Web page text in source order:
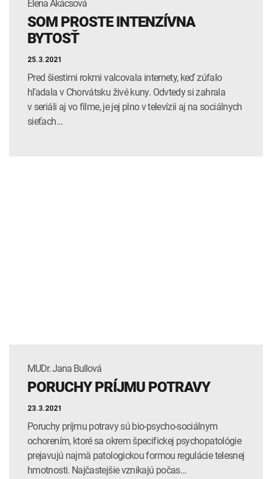
Elena Akácsová
SOM PROSTE INTENZÍVNA
BYTOSŤ
25.3.2021
Pred šiestimi rokmi valcovala internety, keď zúfalo
hľadala v Chorvátsku živé kuny. Odvtedy si zahrala
v seriáli aj vo filme, je jej plno v televízii aj na sociálnych
sieťach…
MUDr. Jana Bullová
PORUCHY PRÍJMU POTRAVY
23.3.2021
Poruchy príjmu potravy sú bio-psycho-sociálnym
ochorením, ktoré sa okrem špecifickej psychopatológie
prejavujú najmä patologickou formou regulácie telesnej
hmotnosti. Najčastejšie vznikajú počas…